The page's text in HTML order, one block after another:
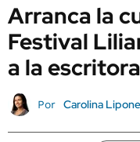
Arranca la
Festival
a la
Por Carolina